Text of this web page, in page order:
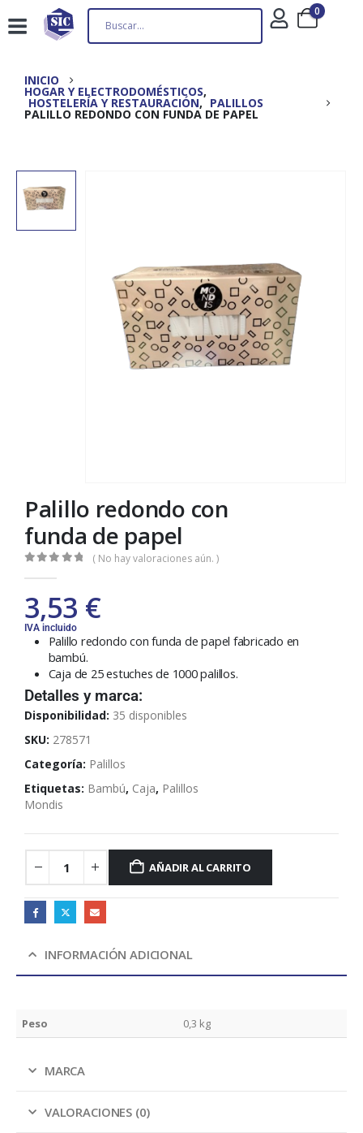
0
INICIO
HOGAR Y ELECTRODOMÉSTICOS,
HOSTELERÍA Y RESTAURACIÓN, PALILLOS
PALILLO REDONDO CON FUNDA DE PAPEL
Palillo redondo con
funda de papel
( No hay valoraciones aún. )
3,53 €
IVA incluido
Palillo redondo con funda de papel fabricado en
bambú.
Caja de 25 estuches de 1000 palillos.
Detalles y marca:
Disponibilidad: 35 disponibles
SKU: 278571
Categoría: Palillos
Etiquetas: Bambú, Caja, Palillos
Mondis
AÑADIR AL CARRITO
INFORMACIÓN ADICIONAL
Peso 0,3 kg
MARCA
VALORACIONES (0)